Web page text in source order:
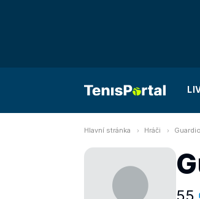
Hlavní stránka Hráči